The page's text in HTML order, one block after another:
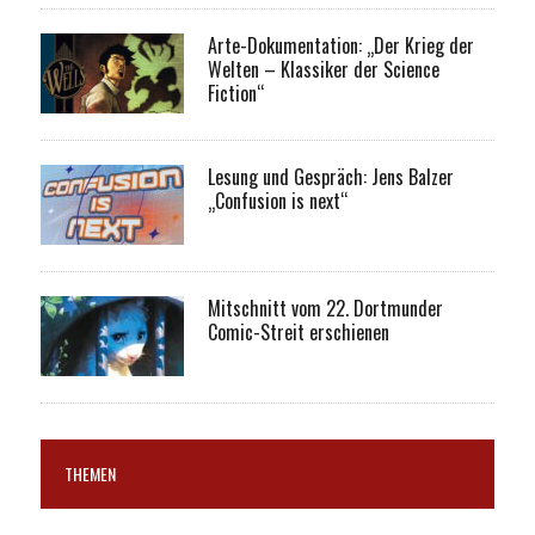
Arte-Dokumentation: „Der Krieg der
Welten – Klassiker der Science
Fiction“
Lesung und Gespräch: Jens Balzer
„Confusion is next“
Mitschnitt vom 22. Dortmunder
Comic-Streit erschienen
THEMEN